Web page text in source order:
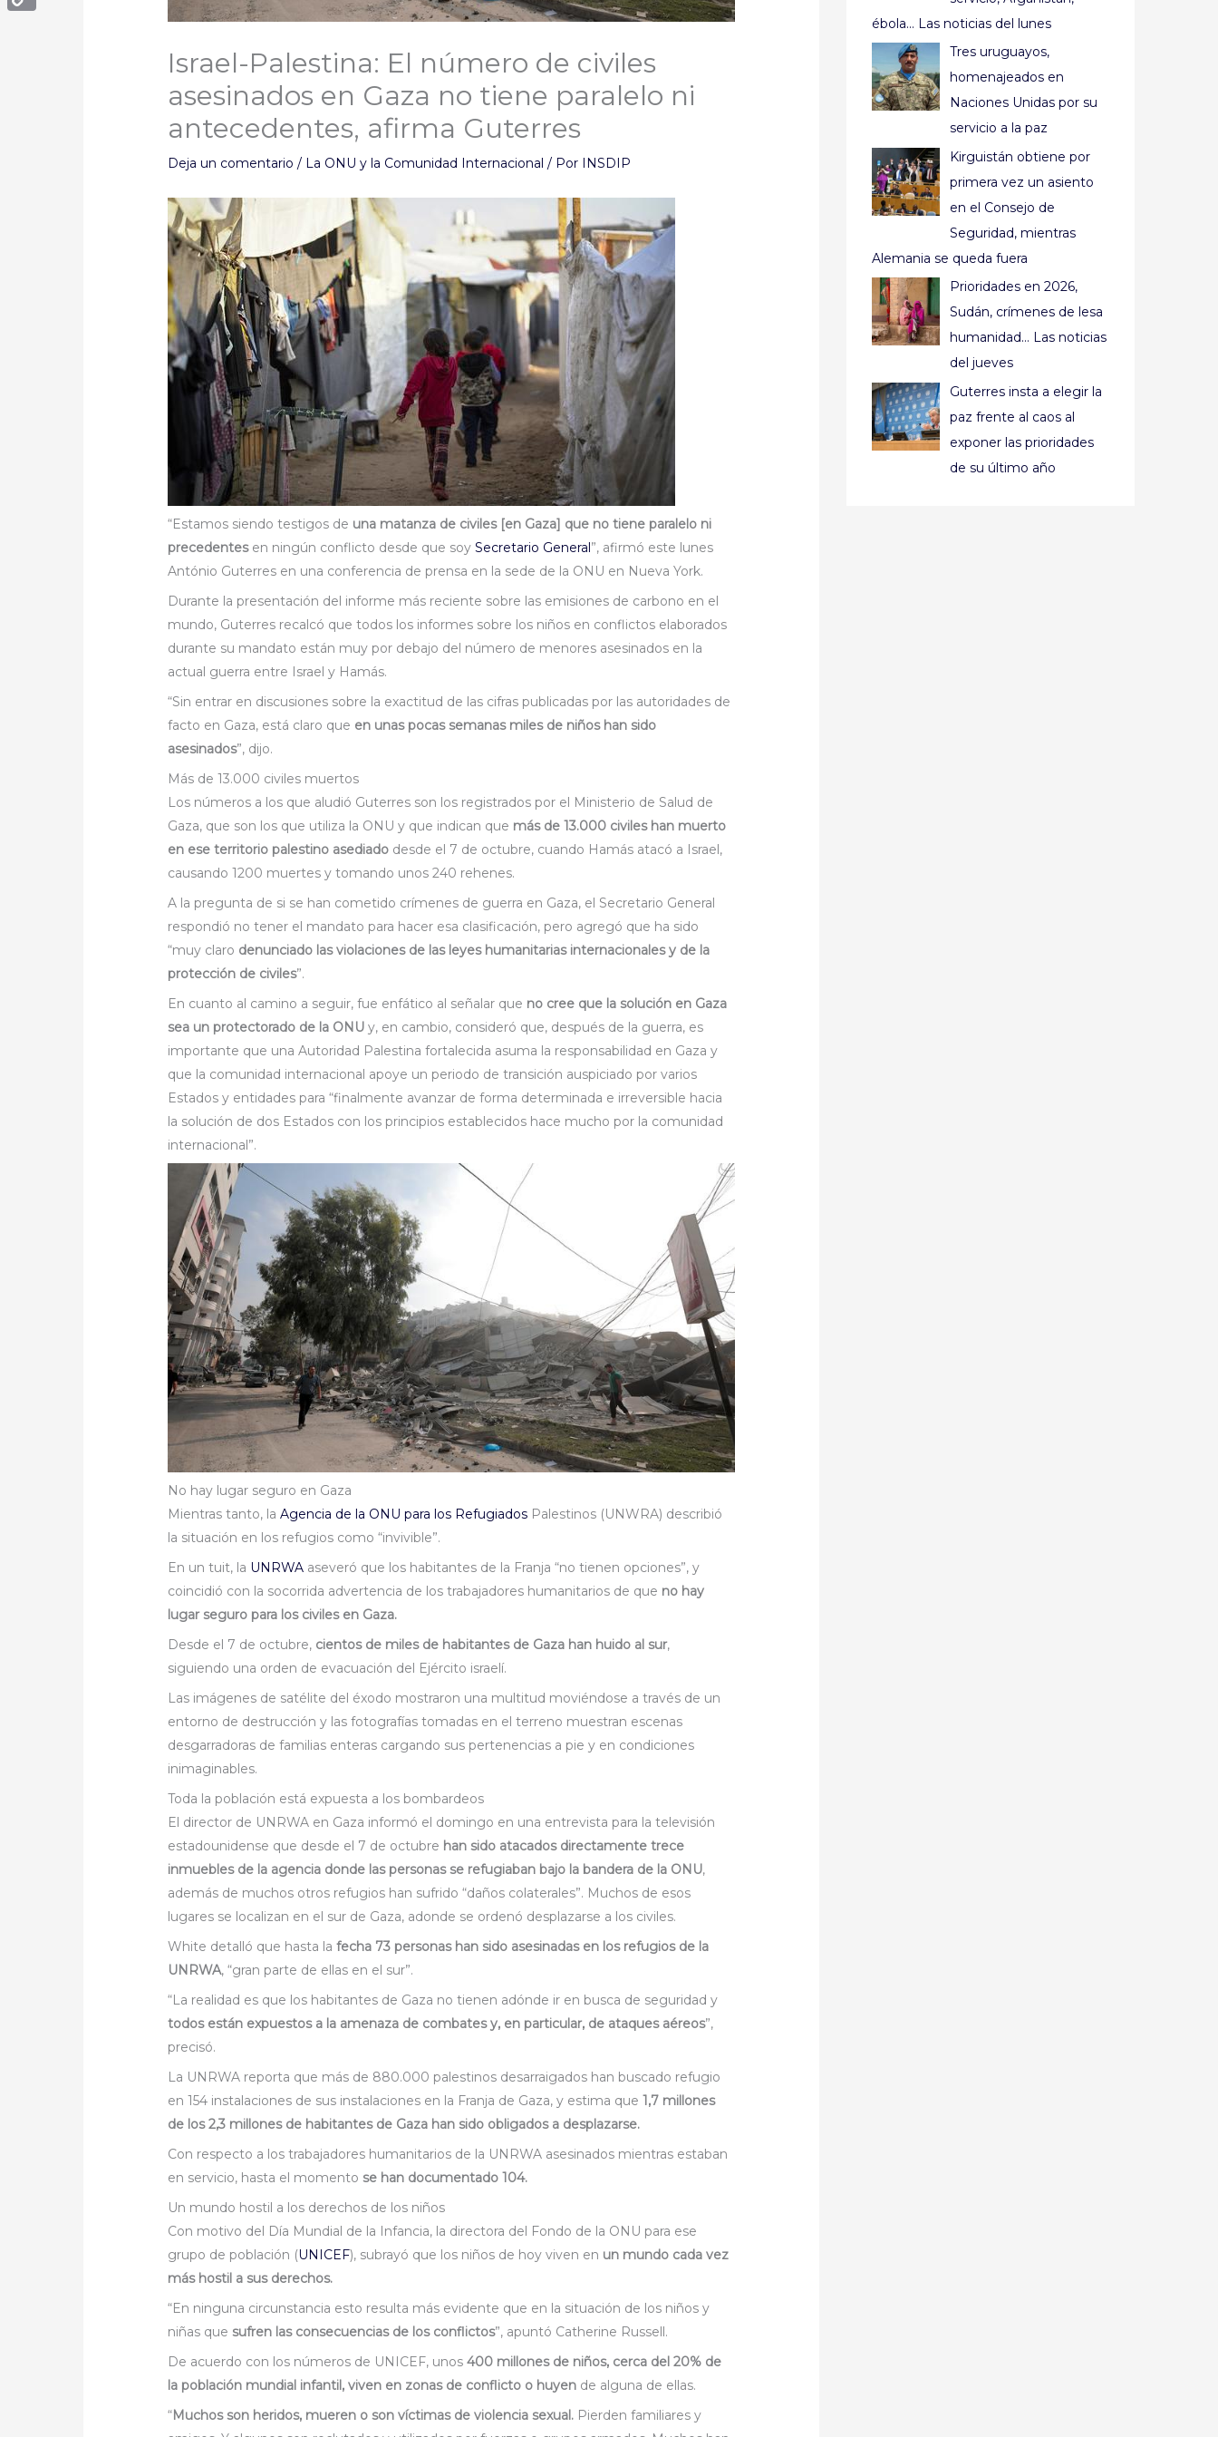
Israel-Palestina: El número de civiles
asesinados en Gaza no tiene paralelo ni
antecedentes, afirma Guterres
Deja un comentario / La ONU y la Comunidad Internacional / Por INSDIP
“Estamos siendo testigos de una matanza de civiles [en Gaza] que no tiene paralelo ni
precedentesen ningún conflicto desde que soySecretario General”, afirmó este lunes
António Guterres en una conferencia de prensa en la sede de la ONU en Nueva York.
Durante la presentación del informe más reciente sobre las emisiones de carbono en el
mundo, Guterres recalcó que todos los informes sobre los niños en conflictos elaborados
durante su mandato están muy por debajo del número de menores asesinados en la
actual guerra entre Israel y Hamás.
“Sin entrar en discusiones sobre la exactitud de las cifras publicadas por las autoridades de
facto en Gaza, está claro que en unas pocas semanas miles de niños han sido
asesinados”, dijo.
Más de 13.000 civiles muertos
Los números a los que aludió Guterres son los registrados por el Ministerio de Salud de
Gaza, que son los que utiliza la ONU y que indican que más de 13.000 civiles han muerto
en ese territorio palestino asediado desde el 7 de octubre, cuando Hamás atacó a Israel,
causando 1200 muertes y tomando unos 240 rehenes.
A la pregunta de si se han cometido crímenes de guerra en Gaza, el Secretario General
respondió no tener el mandato para hacer esa clasificación, pero agregó que ha sido
“muy claro denunciado las violaciones de las leyes humanitarias internacionales y de la
protección de civiles”.
En cuanto al camino a seguir, fue enfático al señalar que no cree que la solución en Gaza
sea un protectorado de la ONU y, en cambio, consideró que, después de la guerra, es
importante que una Autoridad Palestina fortalecida asuma la responsabilidad en Gaza y
que la comunidad internacional apoye un periodo de transición auspiciado por varios
Estados y entidades para “finalmente avanzar de forma determinada e irreversible hacia
la solución de dos Estados con los principios establecidos hace mucho por la comunidad
internacional”.
No hay lugar seguro en Gaza
Mientras tanto, laAgencia de la ONU para los Refugiados Palestinos (UNWRA) describió
la situación en los refugios como “invivible”.
En un tuit, la UNRWA aseveró que los habitantes de la Franja “no tienen opciones”, y
coincidió con la socorrida advertencia de los trabajadores humanitarios de que no hay
lugar seguro para los civiles en Gaza.
Desde el 7 de octubre, cientos de miles de habitantes de Gaza han huido al sur,
siguiendo una orden de evacuación del Ejército israelí.
Las imágenes de satélite del éxodo mostraron una multitud moviéndose a través de un
entorno de destrucción y las fotografías tomadas en el terreno muestran escenas
desgarradoras de familias enteras cargando sus pertenencias a pie y en condiciones
inimaginables.
Toda la población está expuesta a los bombardeos
El director de UNRWA en Gaza informó el domingo en una entrevista para la televisión
estadounidense que desde el 7 de octubre han sido atacados directamente trece
inmuebles de la agencia donde las personas se refugiaban bajo la bandera de la ONU,
además de muchos otros refugios han sufrido “daños colaterales”. Muchos de esos
lugares se localizan en el sur de Gaza, adonde se ordenó desplazarse a los civiles.
White detalló que hasta lafecha 73 personas han sido asesinadas en los refugios de la
UNRWA, “gran parte de ellas en el sur”.
“La realidad es que los habitantes de Gaza no tienen adónde ir en busca de seguridad y
todos están expuestos a la amenaza de combates y, en particular, de ataques aéreos”,
precisó.
La UNRWA reporta que más de 880.000 palestinos desarraigados han buscado refugio
en 154 instalaciones de sus instalaciones en la Franja de Gaza, y estima que1,7 millones
de los 2,3 millones de habitantes de Gaza han sido obligados a desplazarse.
Con respecto a los trabajadores humanitarios de la UNRWA asesinados mientras estaban
en servicio, hasta el momentose han documentado 104.
Un mundo hostil a los derechos de los niños
Con motivo del Día Mundial de la Infancia, la directora del Fondo de la ONU para ese
grupo de población (UNICEF), subrayó que los niños de hoy viven en un mundo cada vez
más hostil a sus derechos.
“En ninguna circunstancia esto resulta más evidente que en la situación de los niños y
niñas quesufren las consecuencias de los conflictos”, apuntó Catherine Russell.
De acuerdo con los números de UNICEF, unos400 millones de niños, cerca del 20% de
la población mundial infantil, viven en zonas de conflicto o huyen de alguna de ellas.
“Muchos son heridos, mueren o son víctimas de violencia sexual. Pierden familiares y
ébola… Las noticias del lunes
Tres uruguayos,
homenajeados en
Naciones Unidas por su
servicio a la paz
Kirguistán obtiene por
primera vez un asiento
en el Consejo de
Seguridad, mientras
Alemania se queda fuera
Prioridades en 2026,
Sudán, crímenes de lesa
humanidad… Las noticias
del jueves
Guterres insta a elegir la
paz frente al caos al
exponer las prioridades
de su último año